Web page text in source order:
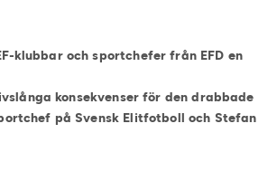
klubbar och sportchefer från EFD en
konsekvenser för den drabbade
på Svensk Elitfotboll och Stefan